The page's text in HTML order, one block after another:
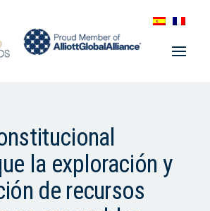
la exploración y
de recursos